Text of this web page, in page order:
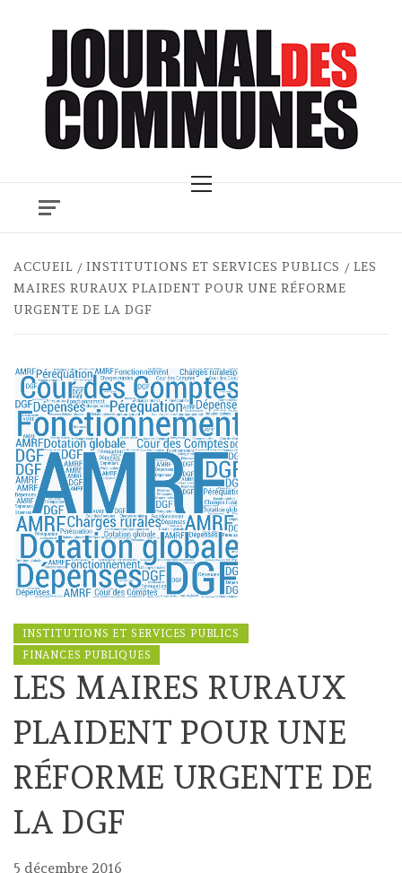
Menu
ACCUEIL INSTITUTIONS ET SERVICES PUBLICS
LES
MAIRES RURAUX PLAIDENT POUR UNE RÉFORME
URGENTE DE LA DGF
INSTITUTIONS ET SERVICES PUBLICS
FINANCES PUBLIQUES
LES MAIRES RURAUX
PLAIDENT POUR UNE
RÉFORME URGENTE DE
LA DGF
5 décembre 2016